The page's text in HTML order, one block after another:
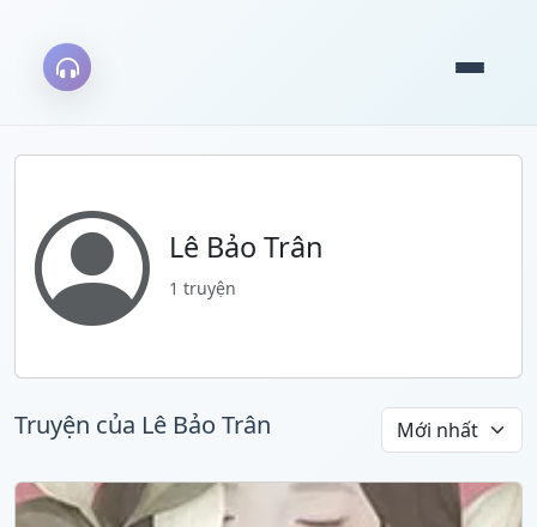
Lê Bảo Trân
1 truyện
Truyện của Lê Bảo Trân